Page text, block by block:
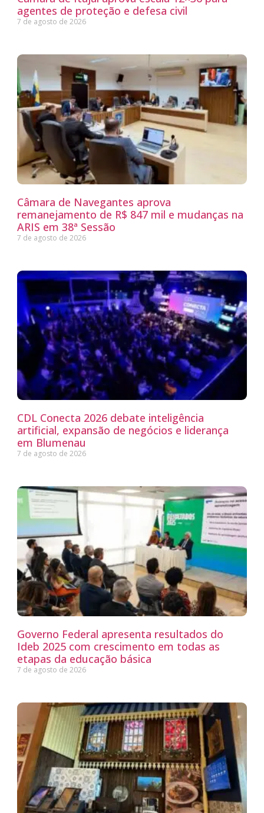
agentes de proteção e defesa civil
7 de agosto de 2026
Câmara de Navegantes aprova
remanejamento de R$ 847 mil e mudanças na
ARIS em 38ª Sessão
7 de agosto de 2026
CDL Conecta 2026 debate inteligência
artificial, expansão de negócios e liderança
em Blumenau
7 de agosto de 2026
Governo Federal apresenta resultados do
Ideb 2025 com crescimento em todas as
etapas da educação básica
7 de agosto de 2026